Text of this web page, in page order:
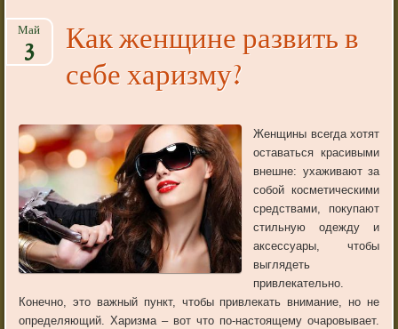
Как женщине развить в
себе харизму?
Май
3
Женщины всегда хотят
оставаться красивыми
внешне: ухаживают за
собой косметическими
средствами, покупают
стильную одежду и
аксессуары, чтобы
выглядеть
привлекательно.
Конечно, это важный пункт, чтобы привлекать внимание, но не
определяющий. Харизма – вот что по-настоящему очаровывает.